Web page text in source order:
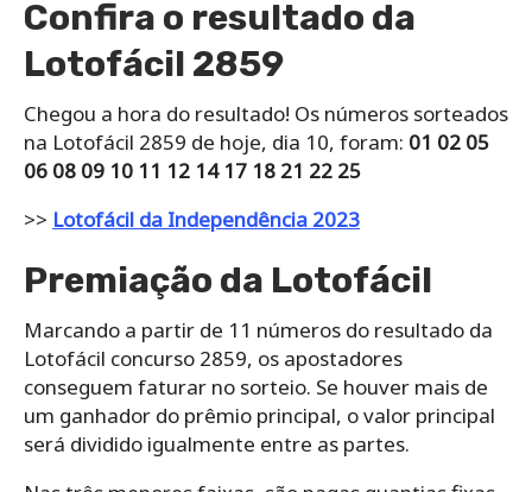
Confira o resultado da
Lotofácil 2859
Chegou a hora do resultado! Os números sorteados
na Lotofácil 2859 de hoje, dia 10, foram: 01 02 05
06 08 09 10 11 12 14 17 18 21 22 25
>> Lotofácil da Independência 2023
Premiação da Lotofácil
Marcando a partir de 11 números do resultado da
Lotofácil concurso 2859, os apostadores
conseguem faturar no sorteio. Se houver mais de
um ganhador do prêmio principal, o valor principal
será dividido igualmente entre as partes.